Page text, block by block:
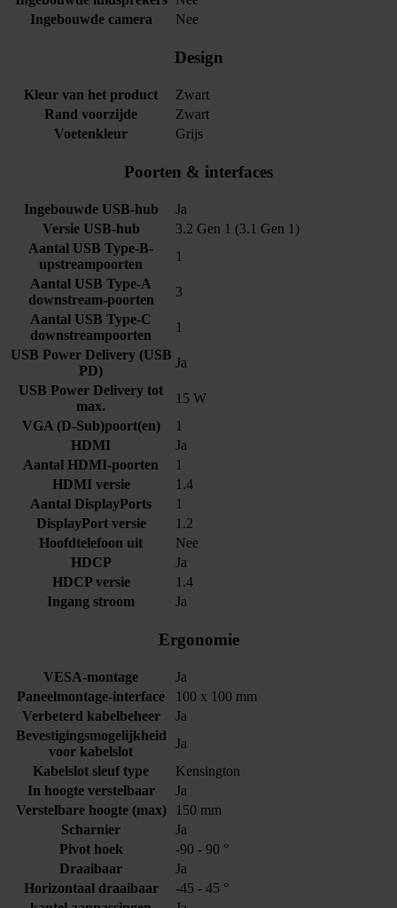
Ingebouwde camera
Nee
Design
Kleur van het product
Zwart
Rand voorzijde
Zwart
Voetenkleur
Grijs
Poorten & interfaces
Ingebouwde USB-hub
Ja
Versie USB-hub
3.2 Gen 1 (3.1 Gen 1)
Aantal USB Type-B-
upstreampoorten
1
Aantal USB Type-A
downstream-poorten
3
Aantal USB Type-C
downstreampoorten
1
USB Power Delivery (USB
PD)
Ja
USB Power Delivery tot
max.
15 W
VGA (D-Sub)poort(en)
1
HDMI
Ja
Aantal HDMI-poorten
1
HDMI versie
1.4
Aantal DisplayPorts
1
DisplayPort versie
1.2
Hoofdtelefoon uit
Nee
HDCP
Ja
HDCP versie
1.4
Ingang stroom
Ja
Ergonomie
VESA-montage
Ja
Paneelmontage-interface
100 x 100 mm
Verbeterd kabelbeheer
Ja
Bevestigingsmogelijkheid
voor kabelslot
Ja
Kabelslot sleuf type
Kensington
In hoogte verstelbaar
Ja
Verstelbare hoogte (max)
150 mm
Scharnier
Ja
Pivot hoek
-90 - 90 °
Draaibaar
Ja
Horizontaal draaibaar
-45 - 45 °